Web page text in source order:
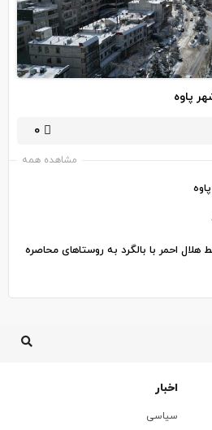
پاوه
0
مشاهده همه
احمر با بالگرد به روستاهای محاصره
اخبار
سیاسی